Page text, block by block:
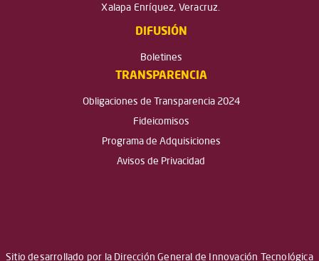
Xalapa Enríquez, Veracruz.
DIFUSIÓN
Boletines
TRANSPARENCIA
Obligaciones de Transparencia 2024
Fideicomisos
Programa de Adquisiciones
Avisos de Privacidad
Sitio desarrollado por la Dirección General de Innovación Tecnológica